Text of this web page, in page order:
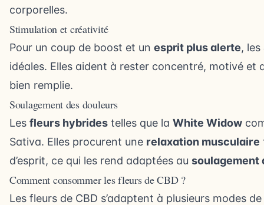
corporelles.
Stimulation et créativité
Pour un coup de boost et un esprit plus alerte, les
idéales. Elles aident à rester concentré, motivé et
bien remplie.
Soulagement des douleurs
Les fleurs hybrides telles que la White Widow
Sativa. Elles procurent une relaxation musculaire
d’esprit, ce qui les rend adaptées au soulagement
Comment consommer les fleurs de CBD ?
Les fleurs de CBD s’adaptent à plusieurs modes